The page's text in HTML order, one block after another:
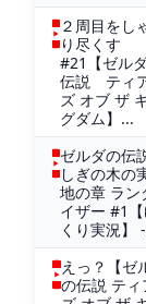
２周目をし
り尽くす
#21【ゼル
伝説 ティ
ズ オブ ザ
グダム】...
ゼルダの伝
しぎの木の
地の章 ラン
イザー #1【
くり実況】
えっ？【ゼ
の伝説 ティ